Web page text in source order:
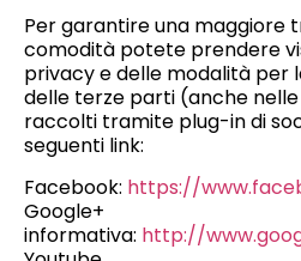
Per garantire una maggiore
comodità potete prendere
privacy e delle modalità per
delle terze parti (anche
raccolti tramite plug-in di
seguenti link:
Facebook: https://
Google+
informativa: http://